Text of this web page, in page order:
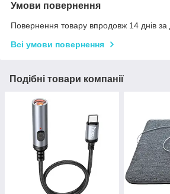
Умови повернення
Повернення товару впродовж 14 днів за
Всі умови повернення
Подібні товари компанії